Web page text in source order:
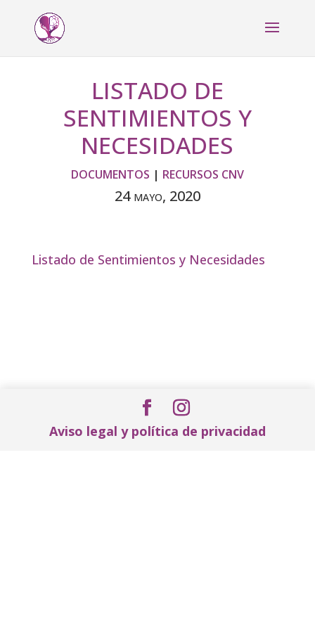
LISTADO DE
SENTIMIENTOS Y
NECESIDADES
DOCUMENTOS | RECURSOS CNV
24 mayo, 2020
Listado de Sentimientos y Necesidades
Aviso legal y política de privacidad